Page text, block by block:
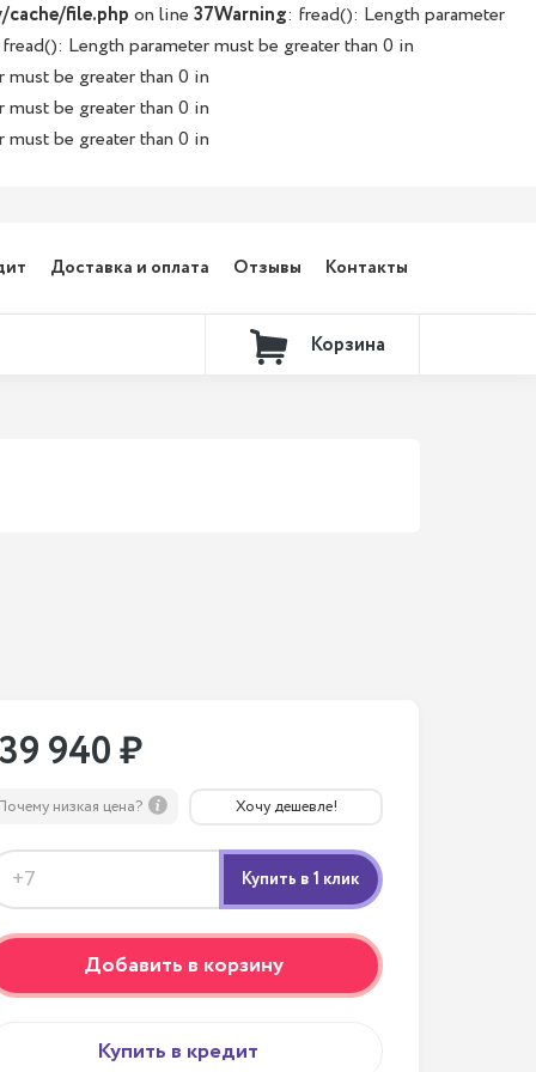
file.php on line 37Warning: fread(): Length parameter
Length parameter must be greater than 0 in
be greater than 0 in
be greater than 0 in
be greater than 0 in
Доставка и оплата Отзывы Контакты
Корзина
940 ₽
низкая цена? Хочу дешевле!
Добавить в корзину
Купить в кредит